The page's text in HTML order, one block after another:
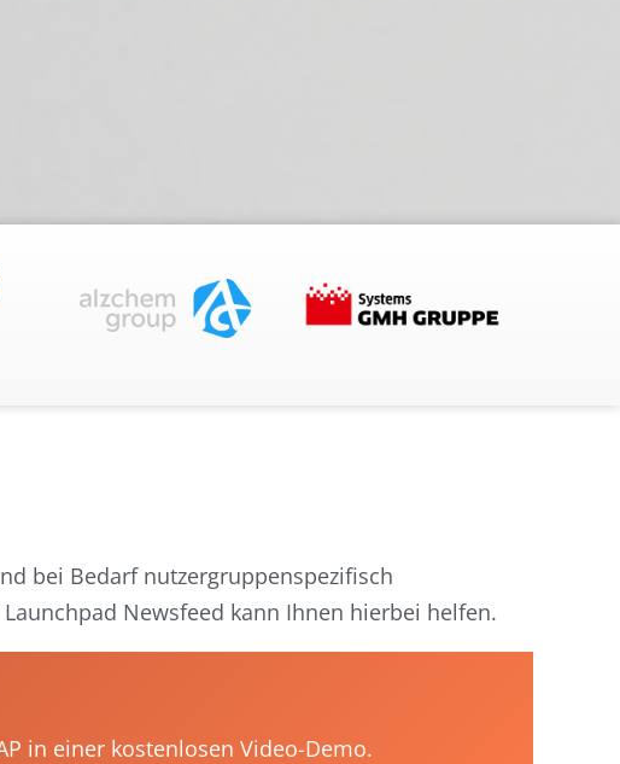
bei Bedarf nutzergruppenspezifisch
Newsfeed kann Ihnen hierbei helfen.
in einer kostenlosen Video-Demo.